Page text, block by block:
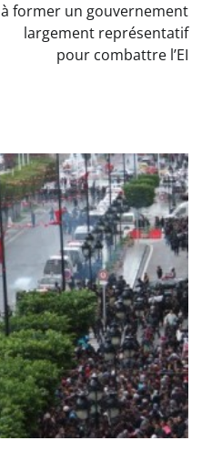
à former un gouvernement
largement représentatif
pour combattre l’EI